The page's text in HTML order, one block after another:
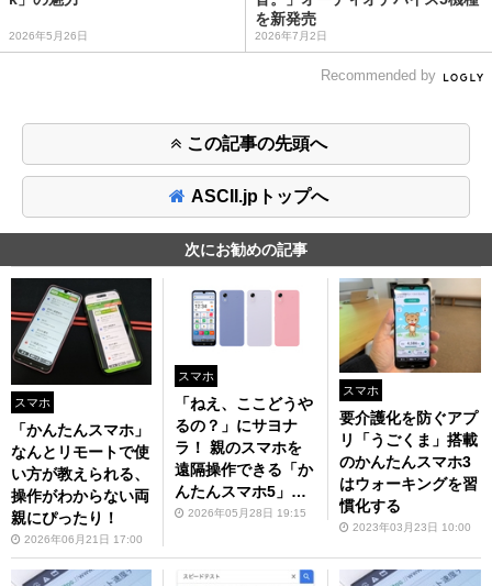
2026年5月26日
を新発売
2026年7月2日
Recommended by
この記事の先頭へ
ASCII.jpトップへ
次にお勧めの記事
スマホ
「かんたんスマホ」
なんとリモートで使
い方が教えられる、
操作がわからない両
親にぴったり！
2026年06月21日 17:00
スマホ
「ねえ、ここどうや
るの？」にサヨナ
ラ！ 親のスマホを
遠隔操作できる「か
んたんスマホ5」が
神すぎる
2026年05月28日 19:15
スマホ
要介護化を防ぐアプ
リ「うごくま」搭載
のかんたんスマホ3
はウォーキングを習
慣化する
2023年03月23日 10:00